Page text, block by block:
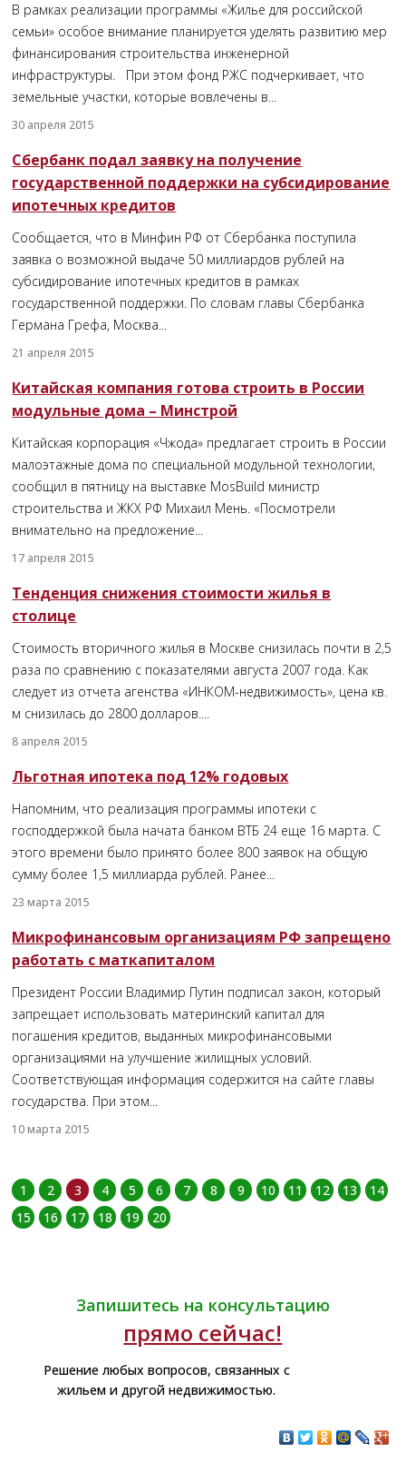
В рамках реализации программы «Жилье для российской
семьи» особое внимание планируется уделять развитию мер
финансирования строительства инженерной
инфраструктуры. При этом фонд РЖС подчеркивает, что
земельные участки, которые вовлечены в...
30 апреля 2015
Сбербанк подал заявку на получение
государственной поддержки на субсидирование
ипотечных кредитов
Сообщается, что в Минфин РФ от Сбербанка поступила
заявка о возможной выдаче 50 миллиардов рублей на
субсидирование ипотечных кредитов в рамках
государственной поддержки. По словам главы Сбербанка
Германа Грефа, Москва...
21 апреля 2015
Китайская компания готова строить в России
модульные дома – Минстрой
Китайская корпорация «Чжода» предлагает строить в России
малоэтажные дома по специальной модульной технологии,
сообщил в пятницу на выставке MosBuild министр
строительства и ЖКХ РФ Михаил Мень. «Посмотрели
внимательно на предложение...
17 апреля 2015
Тенденция снижения стоимости жилья в
столице
Стоимость вторичного жилья в Москве снизилась почти в 2,5
раза по сравнению с показателями августа 2007 года. Как
следует из отчета агенства «ИНКОМ-недвижимость», цена кв.
м снизилась до 2800 долларов....
8 апреля 2015
Льготная ипотека под 12% годовых
Напомним, что реализация программы ипотеки с
господдержкой была начата банком ВТБ 24 еще 16 марта. С
этого времени было принято более 800 заявок на общую
сумму более 1,5 миллиарда рублей. Ранее...
23 марта 2015
Микрофинансовым организациям РФ запрещено
работать с маткапиталом
Президент России Владимир Путин подписал закон, который
запрещает использовать материнский капитал для
погашения кредитов, выданных микрофинансовыми
организациями на улучшение жилищных условий.
Соответствующая информация содержится на сайте главы
государства. При этом...
10 марта 2015
1 2 3 4 5 6 7 8 9 10 11 12 13
14
15
16 17 18 19 20
Запишитесь на консультацию
прямо сейчас!
Решение любых вопросов, связанных с
жильем и другой недвижимостью.